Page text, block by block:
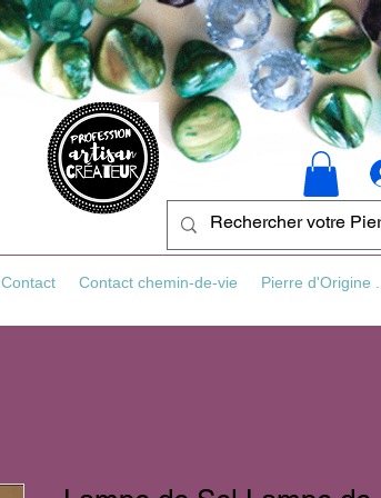
Contact Contact chemin-de-vie Pierre d'Origine ...